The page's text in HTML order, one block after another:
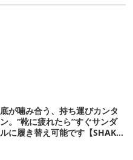
底が噛み合う、持ち運びカンタ
ン。“靴に疲れたら”すぐサンダ
ルに履き替え可能です【SHAKA